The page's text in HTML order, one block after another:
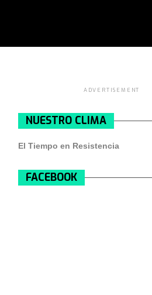
ADVERTISEMENT
NUESTRO CLIMA
El Tiempo en Resistencia
FACEBOOK